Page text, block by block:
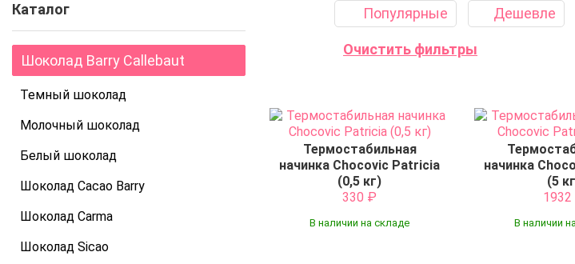
Каталог
Шоколад Barry Callebaut
Темный шоколад
Молочный шоколад
Белый шоколад
Шоколад Cacao Barry
Шоколад Carma
Шоколад Sicao
Популярные Дешевле
Очистить фильтры
Термостабильная
начинка Chocovic Patricia
(0,5 кг)
330 ₽
В наличии на складе
начинка
(5
1932
В наличии